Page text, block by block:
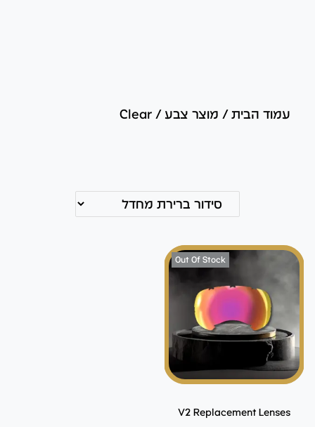
עמוד הבית / מוצר צבע /
Clear
Out Of Stock
V2 Replacement Lenses